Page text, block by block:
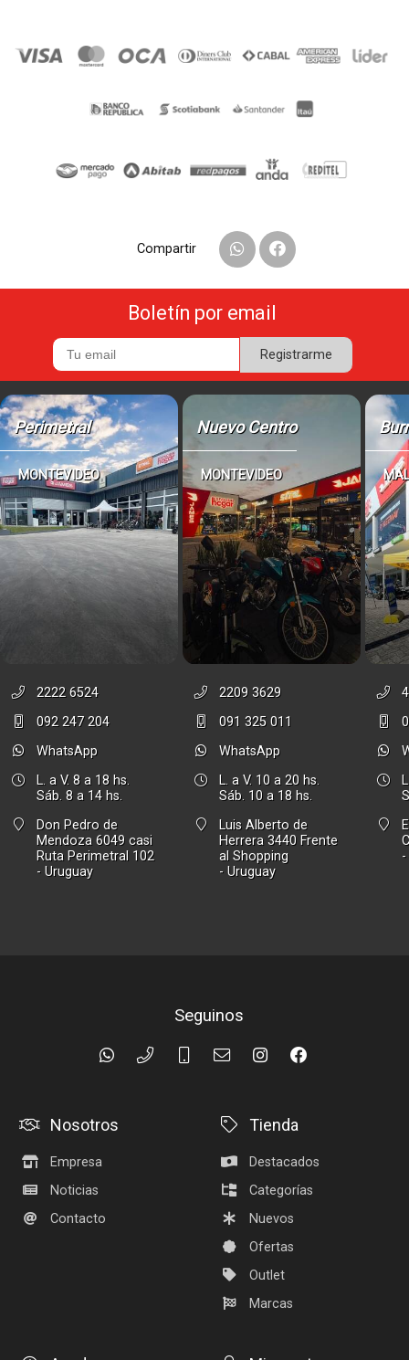
Compartir
Boletín por email
Registrarme
Perimetral
MONTEVIDEO
2222 6524
092 247 204
WhatsApp
L. a V. 8 a 18 hs.
Sáb. 8 a 14 hs.
Don Pedro de
Mendoza 6049 casi
Ruta Perimetral 102
- Uruguay
Nuevo Centro
MONTEVIDEO
2209 3629
091 325 011
WhatsApp
L. a V. 10 a 20 hs.
Sáb. 10 a 18 hs.
Luis Alberto de
Herrera 3440 Frente
al Shopping
- Uruguay
Seguinos
Nosotros
Empresa
Noticias
Contacto
Tienda
Destacados
Categorías
Nuevos
Ofertas
Outlet
Marcas